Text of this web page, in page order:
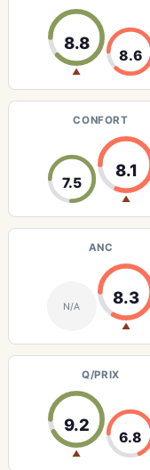
8.8
▲
8.6
CONFORT
7.5
8.1
▲
ANC
N/A 8.3
▲
Q/PRIX
9.2
▲
6.8